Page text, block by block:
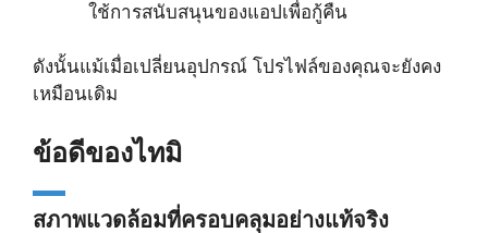
ใช้การสนับสนุนของแอปเพื่อกู้คืน
ดังนั้นแม้เมื่อเปลี่ยนอุปกรณ์ โปรไฟล์ของคุณจะยังคง
เหมือนเดิม
ข้อดีของไทมิ
สภาพแวดล้อมที่ครอบคลุมอย่างแท้จริง